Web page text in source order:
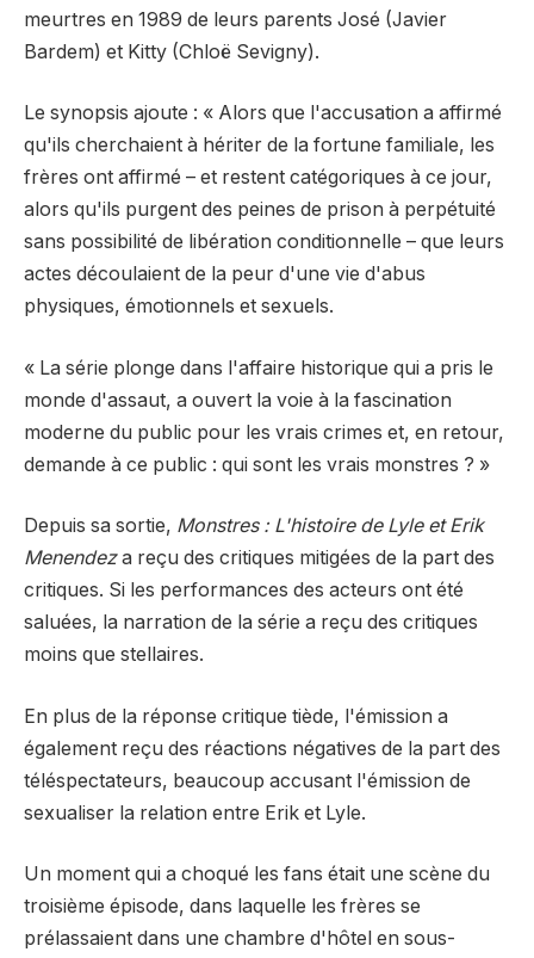
meurtres en 1989 de leurs parents José (Javier
Bardem) et Kitty (Chloë Sevigny).
Le synopsis ajoute : « Alors que l'accusation a affirmé
qu'ils cherchaient à hériter de la fortune familiale, les
frères ont affirmé – et restent catégoriques à ce jour,
alors qu'ils purgent des peines de prison à perpétuité
sans possibilité de libération conditionnelle – que leurs
actes découlaient de la peur d'une vie d'abus
physiques, émotionnels et sexuels.
« La série plonge dans l'affaire historique qui a pris le
monde d'assaut, a ouvert la voie à la fascination
moderne du public pour les vrais crimes et, en retour,
demande à ce public : qui sont les vrais monstres ? »
Depuis sa sortie, Monstres : L'histoire de Lyle et Erik
Menendeza reçu des critiques mitigées de la part des
critiques. Si les performances des acteurs ont été
saluées, la narration de la série a reçu des critiques
moins que stellaires.
En plus de la réponse critique tiède, l'émission a
également reçu des réactions négatives de la part des
téléspectateurs, beaucoup accusant l'émission de
sexualiser la relation entre Erik et Lyle.
Un moment qui a choqué les fans était une scène du
troisième épisode, dans laquelle les frères se
prélassaient dans une chambre d'hôtel en sous-